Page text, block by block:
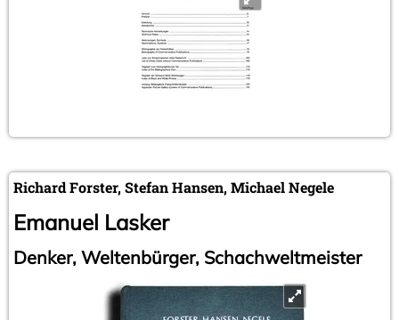
Richard Forster, Stefan Hansen, Michael Negele
Emanuel Lasker
Denker, Weltenbürger, Schachweltmeister